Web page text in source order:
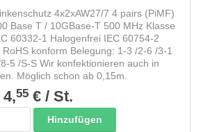
4x2xAW27/7 4 pairs (PiMF)
Base T / 10GBase-T 500 MHz Klasse
60332-1 Halogenfrei IEC 60754-2
konform Belegung: 1-3 /2-6 /3-1
5 /S-S Wir konfektionieren auch in
Möglich schon ab 0,15m.
4,55 € / St.
Hinzufügen